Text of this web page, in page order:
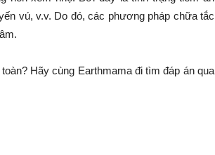
vú, v.v. Do đó, các phương pháp chữa tắc
Hãy cùng Earthmama đi tìm đáp án qua